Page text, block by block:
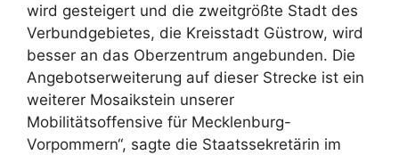
wird gesteigert und die zweitgrößte Stadt des
Verbundgebietes, die Kreisstadt Güstrow, wird
besser an das Oberzentrum angebunden. Die
Angebotserweiterung auf dieser Strecke ist ein
weiterer Mosaikstein unserer
Mobilitätsoffensive für Mecklenburg-
Vorpommern“, sagte die Staatssekretärin im